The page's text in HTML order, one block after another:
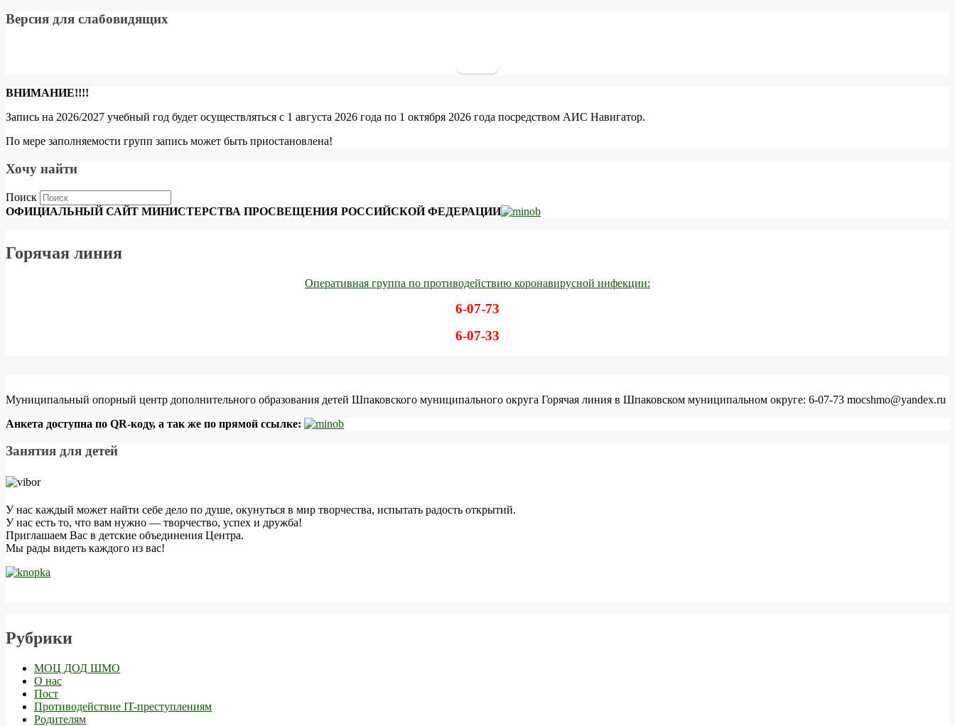
Версия для слабовидящих
ВНИМАНИЕ!!!!
Запись на 2026/2027 учебный год будет осуществляться с 1 августа 2026 года по 1 октября 2026 года посредством АИС Навигатор.
По мере заполняемости групп запись может быть приостановлена!
Хочу найти
Поиск
ОФИЦИАЛЬНЫЙ САЙТ МИНИСТЕРСТВА ПРОСВЕЩЕНИЯ РОССИЙСКОЙ ФЕДЕРАЦИИ
Горячая линия
Оперативная группа по противодействию коронавирусной инфекции:
6-07-73
6-07-33
Муниципальный опорный центр дополнительного образования детей Шпаковского муниципального округа Горячая линия в Шпаковском муниципальном округе: 6-07-73 mocshmo@yandex.ru
Анкета доступна по QR-коду, а так же по прямой ссылке:
Занятия для детей
У нас каждый может найти себе дело по душе, окунуться в мир творчества, испытать радость открытий.
У нас есть то, что вам нужно — творчество, успех и дружба!
Приглашаем Вас в детские объединения Центра.
Мы рады видеть каждого из вас!
Рубрики
МОЦ ДОД ШМО
О нас
Пост
Противодействие IT-преступлениям
Родителям